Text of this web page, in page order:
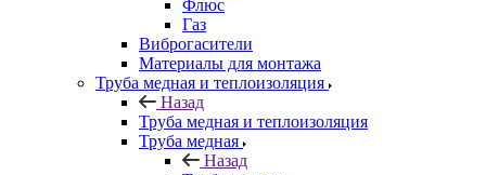
Флюс
Газ
Виброгасители
Материалы для монтажа
Труба медная и теплоизоляция
Назад
Труба медная и теплоизоляция
Труба медная
Назад